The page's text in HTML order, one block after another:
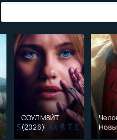
СОУЛМ8ЙТ
(2026)